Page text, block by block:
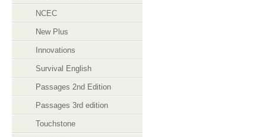
NCEC
New Plus
Innovations
Survival English
Passages 2nd Edition
Passages 3rd edition
Touchstone